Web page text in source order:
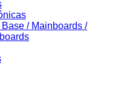
Base / Mainboards /